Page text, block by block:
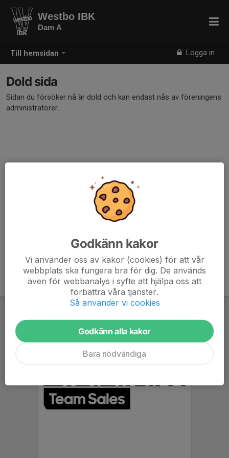
Till hemsidan Logga in
Westbo IBK
Dam A
Dold sida
Sidan du försöker nå är dold och kan endast nås av föreningens
administratörer.
Godkänn kakor
Vi använder oss av kakor (cookies) för att vår
webbplats ska fungera bra för dig. De används
även för webbanalys i syfte att hjälpa oss att
förbättra våra tjänster.
Så använder vi cookies
Godkänn alla kakor
Bara nödvändiga